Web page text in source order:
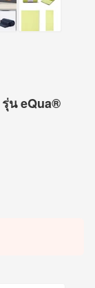
น eQua®